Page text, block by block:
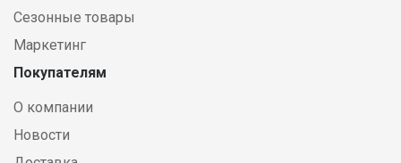
Сезонные товары
Маркетинг
Покупателям
О компании
Новости